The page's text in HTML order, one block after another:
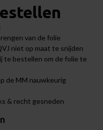
van de folie
niet op maat te snijden
te bestellen om de folie te
de MM nauwkeurig
& recht gesneden